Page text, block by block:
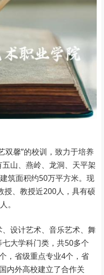
双馨”的校训，致力于培养
山、燕岭、龙洞、天平架
筑面积约50万平方米。现
授、教授近200人，具有硕
。
设计艺术、音乐艺术、舞
大学科门类，共50多个
，省级重点专业4个，省
内外高校建立了合作关